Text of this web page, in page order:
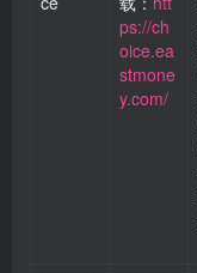
ps://ch
oice.ea
stmone
y.com/